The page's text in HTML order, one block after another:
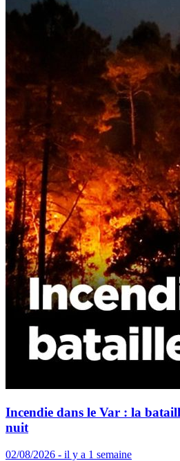
Incendie dans le Var : la
nuit
02/08/2026 - il y a 1 semaine